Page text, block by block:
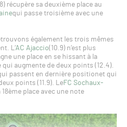
récupère sa deuxième place au
qui passe troisième avec une
également les trois mêmes
L’AC Ajaccio(10.9) n’est plus
une place en se hissant à la
augmente de deux points (12.4).
passent en dernière positionet qui
points (11.9). LeFC Sochaux-
18ème place avec une note